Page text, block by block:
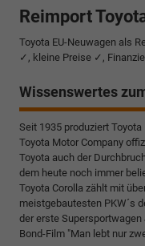
Reimport
Toyota EU-Neuwagen als
✓, kleine Preise ✓,
Wissenswertes
Seit 1935 produziert
Toyota Motor Company
Toyota auch der
dem heute noch immer
Toyota Corolla zählt mit
meistgebautesten PKW´s
der erste
Bond-Film "Man lebt nur